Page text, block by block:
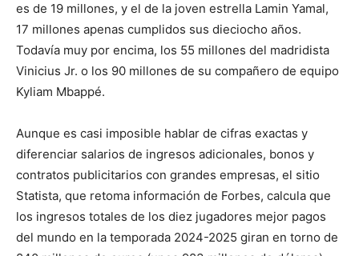
es de 19 millones, y el de la joven estrella Lamin Yamal,
17 millones apenas cumplidos sus dieciocho años.
Todavía muy por encima, los 55 millones del madridista
Vinicius Jr. o los 90 millones de su compañero de equipo
Kyliam Mbappé.
Aunque es casi imposible hablar de cifras exactas y
diferenciar salarios de ingresos adicionales, bonos y
contratos publicitarios con grandes empresas, el sitio
Statista, que retoma información de Forbes, calcula que
los ingresos totales de los diez jugadores mejor pagos
del mundo en la temporada 2024-2025 giran en torno de